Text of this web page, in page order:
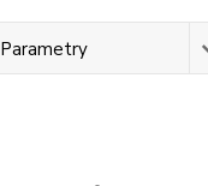
Parametry